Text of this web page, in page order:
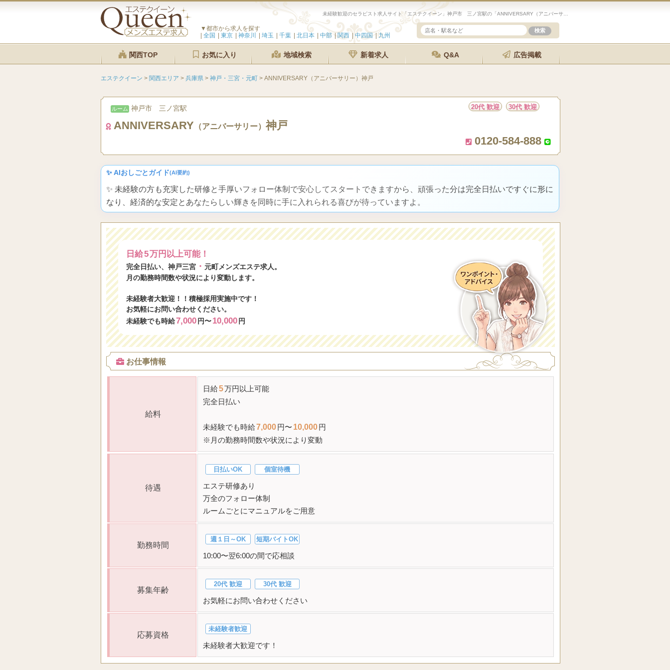
▼都市から求人を探す
全国
東京 神奈川 埼玉 千葉 北日本 中部 関西 中四国 九州
関西TOP お気に入り 地域検索 新着求人 Q&A 広告掲載
エステクイーン > 関西エリア > 兵庫県 > 神戸・三宮・元町 > ANNIVERSARY（アニバーサリー）神戸
ルーム 神戸市 三ノ宮駅 20代 歓迎 30代 歓迎
ANNIVERSARY （アニバーサリー）神戸
0120-584-888
✨ AIおしごとガイド(AI要約)
✨ 未経験の方も充実した研修と手厚いフォロー体制で安心してスタートできますから、頑張った分は完全日払いですぐに形に
なり、経済的な安定とあなたらしい輝きを同時に手に入れられる喜びが待っていますよ。
日給5万円以上可能！
完全日払い、神戸三宮 ・ 元町メンズエステ求人。
月の勤務時間数や状況により変動します。
未経験者大歓迎！！積極採用実施中です！
お気軽にお問い合わせください。
未経験でも時給7,000 円〜10,000 円
お仕事情報
給料
日給5万円以上可能
完全日払い
未経験でも時給7,000円〜 10,000円
※月の勤務時間数や状況により変動
待遇
日払いOK 個室待機
エステ研修あり
万全のフォロー体制
ルームごとにマニュアルをご用意
勤務時間
週１日～OK 短期バイトOK
10:00〜翌6:00の間で応相談
募集年齢
20代 歓迎 30代 歓迎
お気軽にお問い合わせください
応募資格
未経験者歓迎
未経験者大歓迎です！